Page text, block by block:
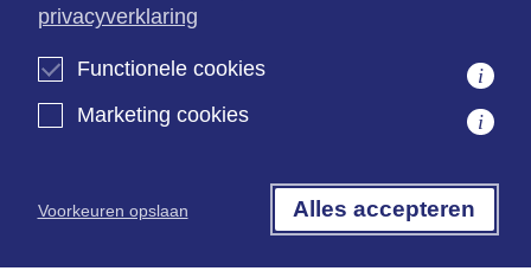
Kantoorinformatie
Algemene informatie
Algemene voorwaarden
privacyverklaring
Functionele cookies
i
Marketing cookies
i
Voorkeuren opslaan Alles accepteren